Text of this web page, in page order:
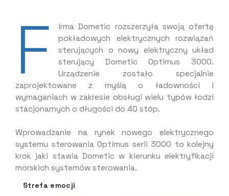
F
irma Dometic rozszerzyła swoją ofertę
pokładowych elektrycznych rozwiązań
sterujących o nowy elektryczny układ
sterujący Dometic Optimus 3000.
Urządzenie zostało specjalnie
zaprojektowane z myślą o ładowności i
wymaganiach w zakresie obsługi wielu typów łodzi
stacjonarnych o długości do 40 stóp.
Wprowadzanie na rynek nowego elektrycznego
systemu sterowania Optimus serii 3000 to kolejny
krok jaki stawia Dometic w kierunku elektryfikacji
morskich systemów sterowania.
Strefa emocji